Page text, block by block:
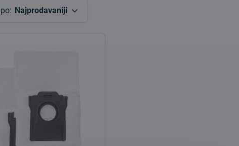
Najprodavaniji